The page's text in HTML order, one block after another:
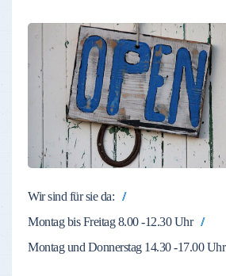
Wir sind für sie da:
Montag bis Freitag 8.00 -12.30 Uhr
Montag und Donnerstag 14.30 -17.00 Uhr